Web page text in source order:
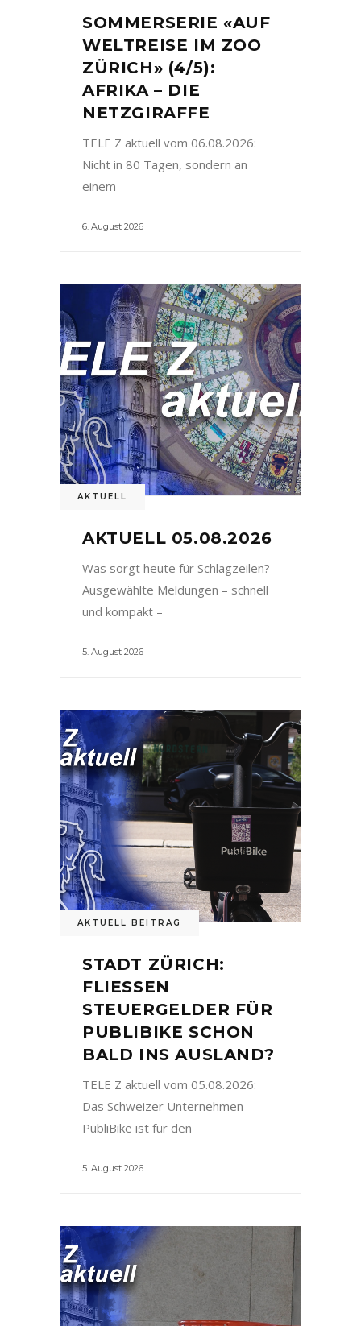
SOMMERSERIE «AUF
WELTREISE IM ZOO
ZÜRICH» (4/5):
AFRIKA – DIE
NETZGIRAFFE
TELE Z aktuell vom 06.08.2026:
Nicht in 80 Tagen, sondern an
einem
6. August 2026
AKTUELL
AKTUELL 05.08.2026
Was sorgt heute für Schlagzeilen?
Ausgewählte Meldungen – schnell
und kompakt –
5. August 2026
AKTUELL BEITRAG
STADT ZÜRICH:
FLIESSEN
STEUERGELDER FÜR
PUBLIBIKE SCHON
BALD INS AUSLAND?
TELE Z aktuell vom 05.08.2026:
Das Schweizer Unternehmen
PubliBike ist für den
5. August 2026